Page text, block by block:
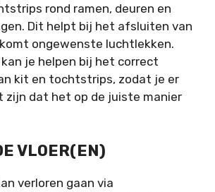
rond ramen, deuren en
Dit helpt bij het afsluiten van
ongewenste luchtlekken.
je helpen bij het correct
kit en tochtstrips, zodat je er
zijn dat het op de juiste manier
VLOER(EN)
verloren gaan via